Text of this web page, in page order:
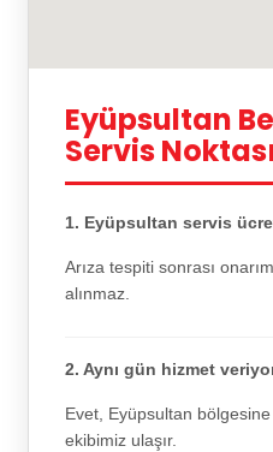
Eyüpsultan
Servis
1. Eyüpsultan servis
Arıza tespiti sonrası
alınmaz.
2. Aynı gün hizmet
Evet, Eyüpsultan
ekibimiz ulaşır.